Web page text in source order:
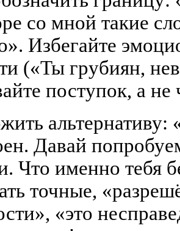
со мной такие
Избегайте
(«Ты грубиян,
поступок, а не
альтернативу:
Давай
Что именно тебя
точные,
«это